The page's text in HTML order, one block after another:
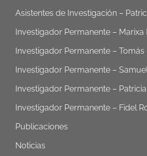
Asistentes de Investigación –
Investigador Permanente – Marixa
Investigador Permanente –
Investigador Permanente –
Investigador Permanente –
Investigador Permanente – Fidel
Publicaciones
Noticias